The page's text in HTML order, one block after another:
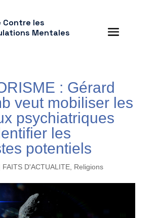
Contre les
Mentales
: Gérard
veut mobiliser les
psychiatriques
les
potentiels
FAITS D'ACTUALITE, Religions